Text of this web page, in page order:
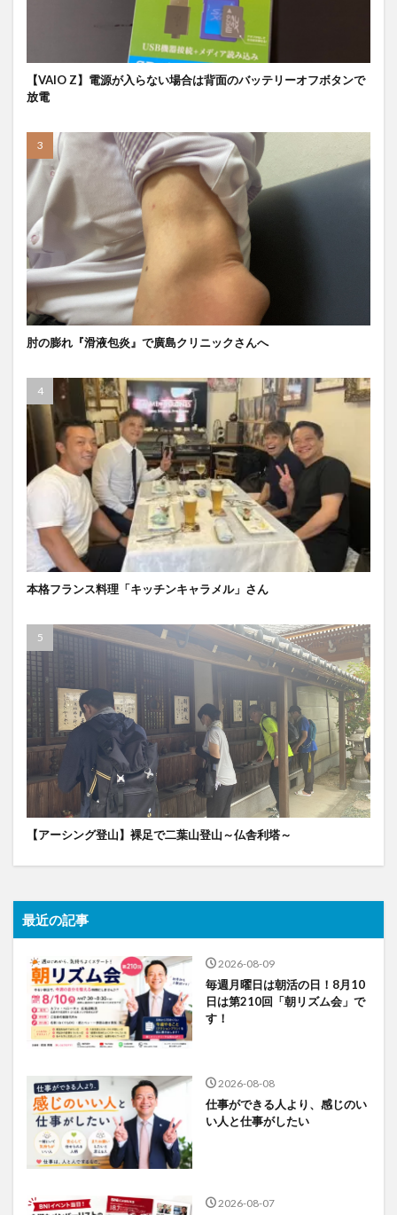
【VAIO Z】電源が入らない場合は背面のバッテリーオフボタンで
放電
肘の膨れ『滑液包炎』で廣島クリニックさんへ
本格フランス料理「キッチンキャラメル」さん
【アーシング登山】裸足で二葉山登山～仏舎利塔～
最近の記事
2026-08-09
毎週月曜日は朝活の日！8月10
日は第210回「朝リズム会」で
す！
2026-08-08
仕事ができる人より、感じのい
い人と仕事がしたい
2026-08-07